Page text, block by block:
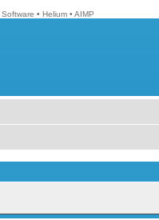
• Helium • AIMP